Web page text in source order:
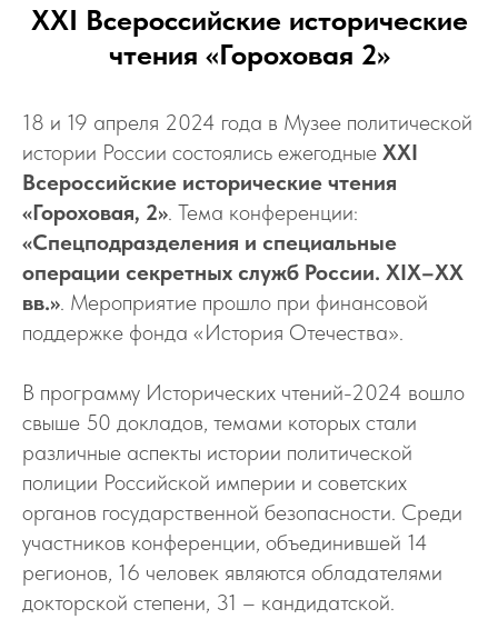
ХХI Всероссийские исторические
чтения «Гороховая 2»
18 и 19 апреля 2024 года в Музее политической
истории России состоялись ежегодные XXI
Всероссийские исторические чтения
«Гороховая, 2» . Тема конференции:
«Спецподразделения и специальные
операции секретных служб России. XIX–XX
вв.» . Мероприятие прошло при финансовой
поддержке фонда «История Отечества».
В программу Исторических чтений-2024 вошло
свыше 50 докладов, темами которых стали
различные аспекты истории политической
полиции Российской империи и советских
органов государственной безопасности. Среди
участников конференции, объединившей 14
регионов, 16 человек являются обладателями
докторской степени, 31 – кандидатской.